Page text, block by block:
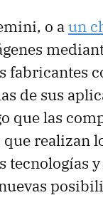
o aun
fabricantes
de sus
que las
realizan
tecnologías